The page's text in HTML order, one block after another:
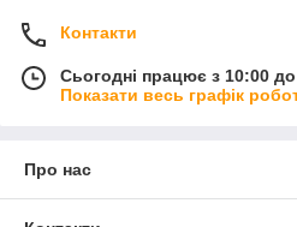
Контакти
Сьогодні працює з 10:00
Показати весь графік
Про нас